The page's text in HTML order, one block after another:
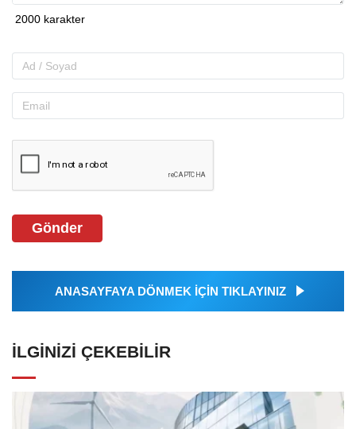
Gönder
ANASAYFAYA DÖNMEK İÇİN TIKLAYINIZ
İLGINIZI ÇEKEBILIR